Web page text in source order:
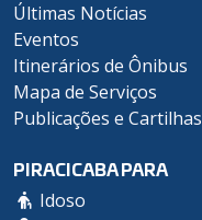
Últimas Notícias
Eventos
Itinerários de Ônibus
Mapa de Serviços
Publicações e Cartilhas
PIRACICABA PARA
Idoso